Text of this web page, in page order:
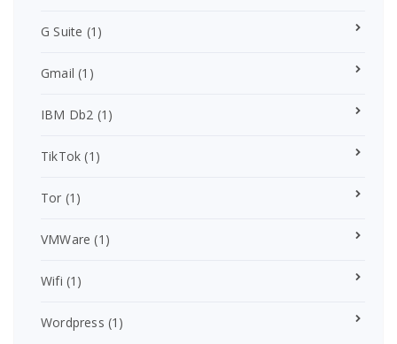
G Suite (1)
Gmail (1)
IBM Db2 (1)
TikTok (1)
Tor (1)
VMWare (1)
Wifi (1)
Wordpress (1)